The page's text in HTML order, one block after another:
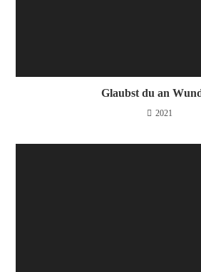
Glaubst du an
2021